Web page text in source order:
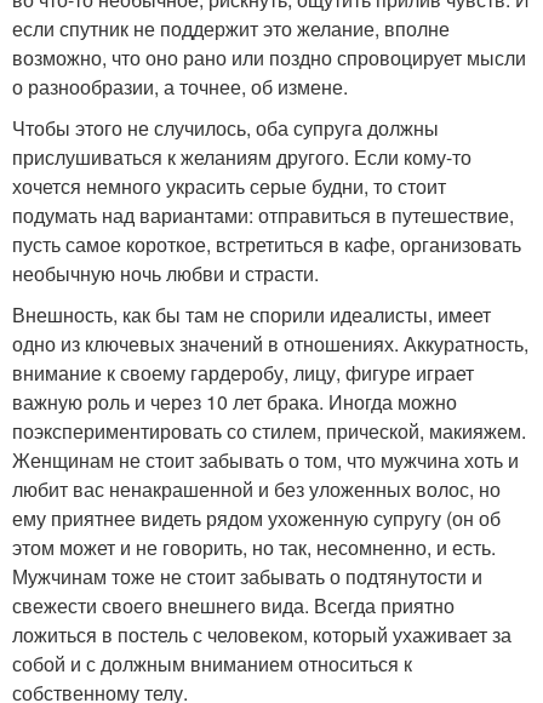
если спутник не поддержит это желание, вполне
возможно, что оно рано или поздно спровоцирует мысли
о разнообразии, а точнее, об измене.
Чтобы этого не случилось, оба супруга должны
прислушиваться к желаниям другого. Если кому-то
хочется немного украсить серые будни, то стоит
подумать над вариантами: отправиться в путешествие,
пусть самое короткое, встретиться в кафе, организовать
необычную ночь любви и страсти.
Внешность, как бы там не спорили идеалисты, имеет
одно из ключевых значений в отношениях. Аккуратность,
внимание к своему гардеробу, лицу, фигуре играет
важную роль и через 10 лет брака. Иногда можно
поэкспериментировать со стилем, прической, макияжем.
Женщинам не стоит забывать о том, что мужчина хоть и
любит вас ненакрашенной и без уложенных волос, но
ему приятнее видеть рядом ухоженную супругу (он об
этом может и не говорить, но так, несомненно, и есть.
Мужчинам тоже не стоит забывать о подтянутости и
свежести своего внешнего вида. Всегда приятно
ложиться в постель с человеком, который ухаживает за
собой и с должным вниманием относиться к
собственному телу.